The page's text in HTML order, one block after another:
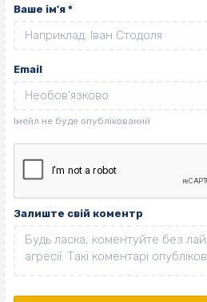
Ваше ім'я *
Email
Залиште свій коментр